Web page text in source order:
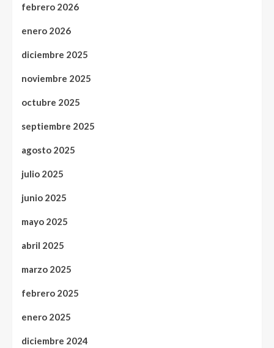
febrero 2026
enero 2026
diciembre 2025
noviembre 2025
octubre 2025
septiembre 2025
agosto 2025
julio 2025
junio 2025
mayo 2025
abril 2025
marzo 2025
febrero 2025
enero 2025
diciembre 2024